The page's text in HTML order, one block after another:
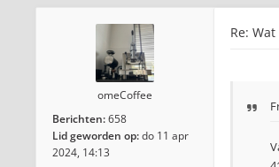
omeCoffee
Berichten:658
Lid geworden op:do 11 apr
2024, 14:13
Re: